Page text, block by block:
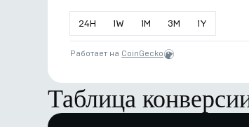
24H 1W 1M 3M 1Y
Работает на CoinGecko
Таблица